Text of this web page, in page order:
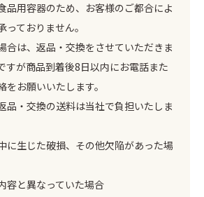
品用容器のため、お客様のご都合によ
ておりません。
合は、返品・交換をさせていただきま
すが商品到着後8日以内にお電話また
をお願いいたします。
品・交換の送料は当社で負担いたしま
に生じた破損、その他欠陥があった場
容と異なっていた場合